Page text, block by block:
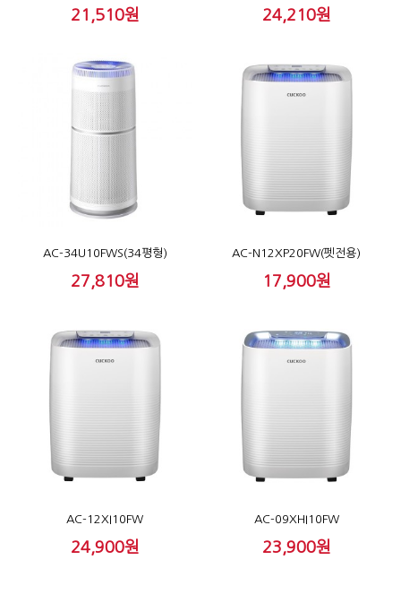
21,510원 24,210원
AC-34U10FWS(34평형)
27,810원
AC-N12XP20FW(펫전용)
17,900원
AC-12XI10FW
24,900원
AC-09XHI10FW
23,900원